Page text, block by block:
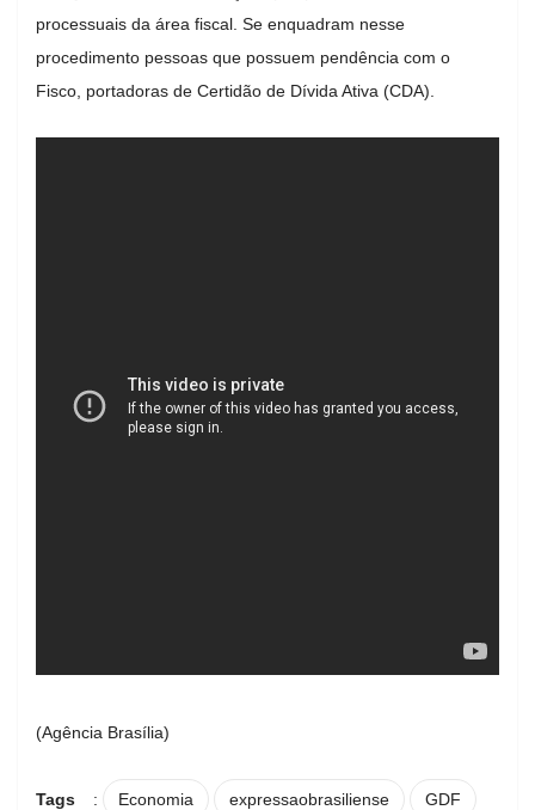
processuais da área fiscal. Se enquadram nesse
procedimento pessoas que possuem pendência com o
Fisco, portadoras de Certidão de Dívida Ativa (CDA).
(Agência Brasília)
Tags : Economia expressaobrasiliense GDF